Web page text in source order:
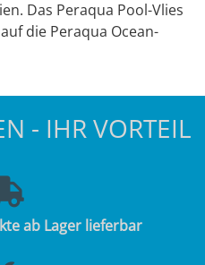
Das Peraqua Pool-Vlies
die Peraqua Ocean-
- IHR VORTEIL
ab Lager lieferbar